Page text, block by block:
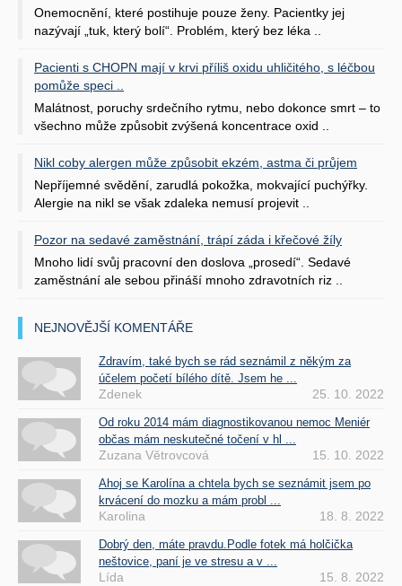
Onemocnění, které postihuje pouze ženy. Pacientky jej
nazývají „tuk, který bolí“. Problém, který bez léka ..
Pacienti s CHOPN mají v krvi příliš oxidu uhličitého, s léčbou
pomůže speci ..
Malátnost, poruchy srdečního rytmu, nebo dokonce smrt – to
všechno může způsobit zvýšená koncentrace oxid ..
Nikl coby alergen může způsobit ekzém, astma či průjem
Nepříjemné svědění, zarudlá pokožka, mokvající puchýřky.
Alergie na nikl se však zdaleka nemusí projevit ..
Pozor na sedavé zaměstnání, trápí záda i křečové žíly
Mnoho lidí svůj pracovní den doslova „prosedí“. Sedavé
zaměstnání ale sebou přináší mnoho zdravotních riz ..
NEJNOVĚJŠÍ KOMENTÁŘE
Zdravím, také bych se rád seznámil z někým za
účelem početí bílého dítě. Jsem he ...
Zdenek 25. 10. 2022
Od roku 2014 mám diagnostikovanou nemoc Meniér
občas mám neskutečné točení v hl ...
Zuzana Větrovcová 15. 10. 2022
Ahoj se Karolína a chtela bych se seznámit jsem po
krvácení do mozku a mám probl ...
Karolina 18. 8. 2022
Dobrý den, máte pravdu.Podle fotek má holčička
neštovice, paní je ve stresu a v ...
Lída 15. 8. 2022